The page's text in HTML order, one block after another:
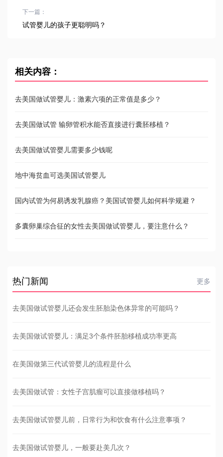
下一篇：
试管婴儿的孩子更聪明吗？
相关内容：
去美国做试管婴儿：激素六项的正常值是多少？
去美国做试管 输卵管积水能否直接进行囊胚移植？
去美国做试管婴儿需要多少钱呢
地中海贫血可选美国试管婴儿
国内试管为何易诱发乳腺癌？美国试管婴儿如何科学规避？
多囊卵巢综合征的女性去美国做试管婴儿，要注意什么？
热门新闻 更多
去美国做试管婴儿还会发生胚胎染色体异常的可能吗？
去美国做试管婴儿：满足3个条件胚胎移植成功率更高
在美国做第三代试管婴儿的流程是什么
去美国做试管：女性子宫肌瘤可以直接做移植吗？
去美国做试管婴儿前，日常行为和饮食有什么注意事项？
去美国做试管婴儿，一般要赴美几次？